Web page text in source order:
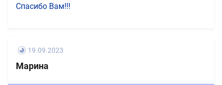
Спасибо Вам!!!
19.09.2023
Марина